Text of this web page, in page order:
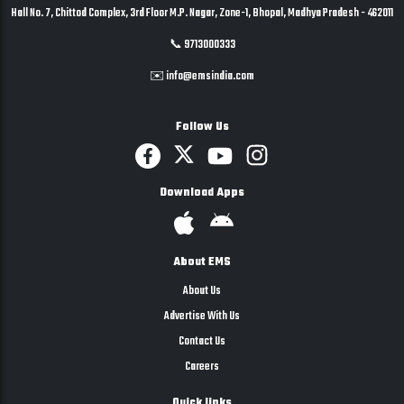
Hall No. 7, Chittod Complex, 3rd Floor M.P. Nagar, Zone-1, Bhopal, Madhya Pradesh - 462011
📞 9713000333
✉️ info@emsindia.com
Follow Us
Download Apps
About EMS
About Us
Advertise With Us
Contact Us
Careers